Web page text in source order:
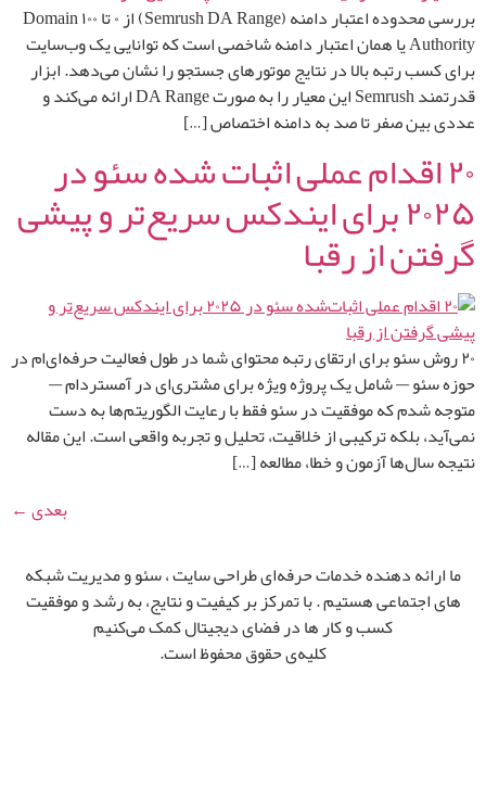
بررسی محدوده اعتبار دامنه (Semrush DA Range) از ۰ تا ۱۰۰ Domain
Authority یا همان اعتبار دامنه شاخصی است که توانایی یک وب‌سایت
برای کسب رتبه بالا در نتایج موتورهای جستجو را نشان می‌دهد. ابزار
قدرتمند Semrush این معیار را به صورت DA Range ارائه می‌کند و
عددی بین صفر تا صد به دامنه اختصاص […]
۲۰ اقدام عملی اثبات‌ شده سئو در
۲۰۲۵ برای ایندکس سریع‌تر و پیشی
گرفتن از رقبا
۲۰ روش سئو برای ارتقای رتبه محتوای شما در طول فعالیت حرفه‌ای‌ام در
حوزه سئو — شامل یک پروژه ویژه برای مشتری‌ای در آمستردام —
متوجه شدم که موفقیت در سئو فقط با رعایت الگوریتم‌ها به دست
نمی‌آید، بلکه ترکیبی از خلاقیت، تحلیل و تجربه واقعی است. این مقاله
نتیجه سال‌ها آزمون و خطا، مطالعه […]
بعدی←
ما ارائه‌ دهنده خدمات حرفه‌ای طراحی سایت ، سئو و مدیریت شبکه‌
های اجتماعی هستیم . با تمرکز بر کیفیت و نتایج، به رشد و موفقیت
کسب‌ و کار ها در فضای دیجیتال کمک می‌کنیم
کلیه‌ی حقوق محفوظ است.